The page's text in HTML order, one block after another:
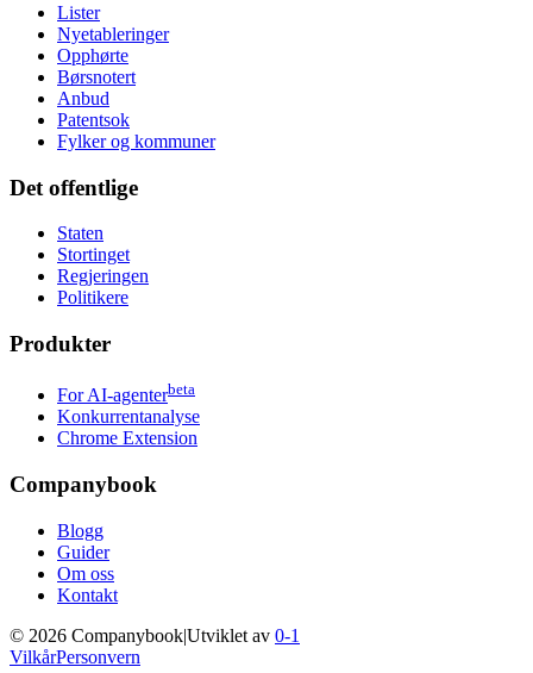
Lister
Nyetableringer
Opphørte
Børsnotert
Anbud
Patentsok
Fylker og kommuner
Det offentlige
Staten
Stortinget
Regjeringen
Politikere
Produkter
For AI-agenterbeta
Konkurrentanalyse
Chrome Extension
Companybook
Blogg
Guider
Om oss
Kontakt
© 2026 Companybook|Utviklet av 0-1
VilkårPersonvern